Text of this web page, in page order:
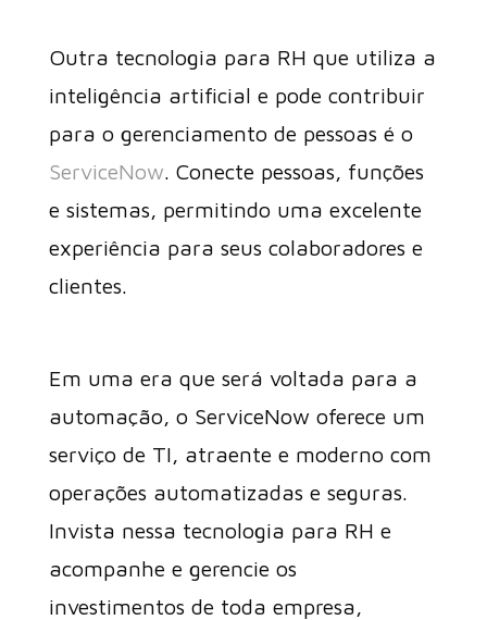
Outra tecnologia para RH que utiliza a
inteligência artificial e pode contribuir
para o gerenciamento de pessoas é o
ServiceNow . Conecte pessoas, funções
e sistemas, permitindo uma excelente
experiência para seus colaboradores e
clientes.
Em uma era que será voltada para a
automação, o ServiceNow oferece um
serviço de TI, atraente e moderno com
operações automatizadas e seguras.
Invista nessa tecnologia para RH e
acompanhe e gerencie os
investimentos de toda empresa,